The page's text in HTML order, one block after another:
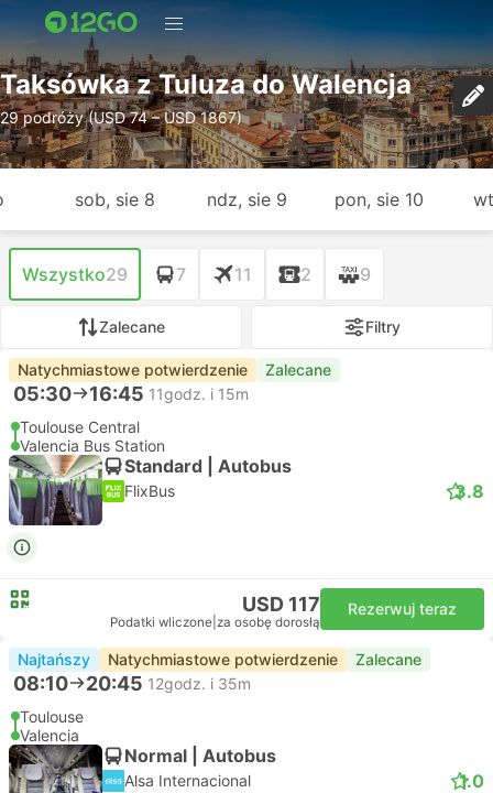
Taksówka z Tuluza do Walencja
29 podróży (USD 74 – USD 1867)
sob, sie 8 ndz, sie 9 pon, sie 10
Wszystko29 7 11 2 9
Zalecane Filtry
Natychmiastowe potwierdzenie Zalecane
05:30 16:45 11godz. i 15m
Toulouse Central
Valencia Bus Station
Standard | Autobus
FlixBus 3.8
USD 117
Podatki wliczone za osobę dorosłą
Rezerwuj teraz
Najtańszy Natychmiastowe potwierdzenie Zalecane
08:10 20:45 12godz. i 35m
Toulouse
Valencia
Normal | Autobus
Alsa Internacional 1.0